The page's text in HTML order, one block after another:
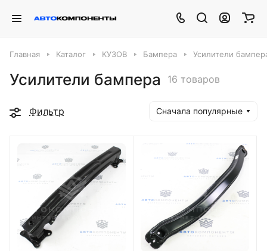
Главная Каталог КУЗОВ Бампера Усилители
Усилители бампера 16 товаров
Фильтр Сначала популярные